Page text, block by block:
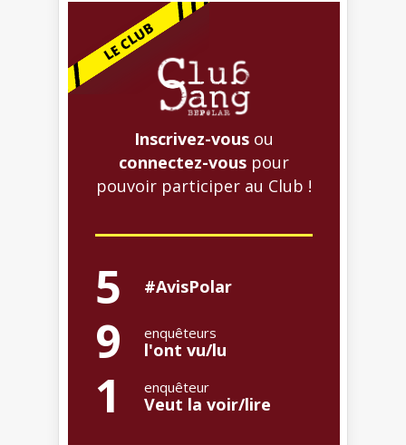
Inscrivez-vous ou
connectez-vous pour
pouvoir participer au Club !
5 #AvisPolar
9 enquêteurs
l'ont vu/lu
1 enquêteur
Veut la voir/lire